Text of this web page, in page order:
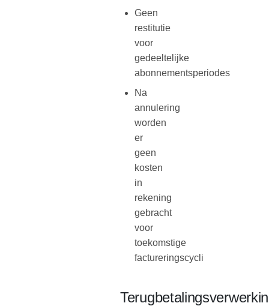
Geen
restitutie
voor
gedeeltelijke
abonnementsperiodes
Na
annulering
worden
er
geen
kosten
in
rekening
gebracht
voor
toekomstige
factureringscycli